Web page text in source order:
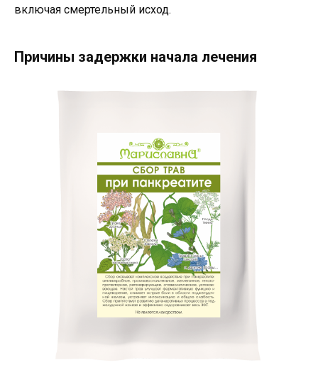
включая смертельный исход.
Причины задержки начала лечения